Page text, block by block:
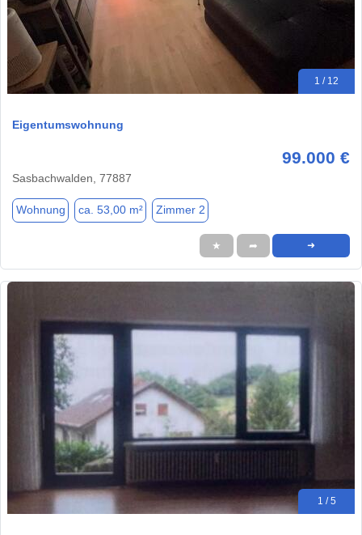
1 / 12
Eigentumswohnung
99.000 €
Sasbachwalden, 77887
Wohnung ca. 53,00 m² Zimmer 2
★ ➦ ➜
1 / 5